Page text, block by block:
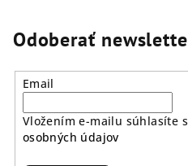
Odoberať
Email
Vložením e-mailu súhlasíte s
osobných údajov